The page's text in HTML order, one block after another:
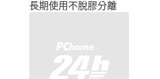
長期使用不脫膠分離